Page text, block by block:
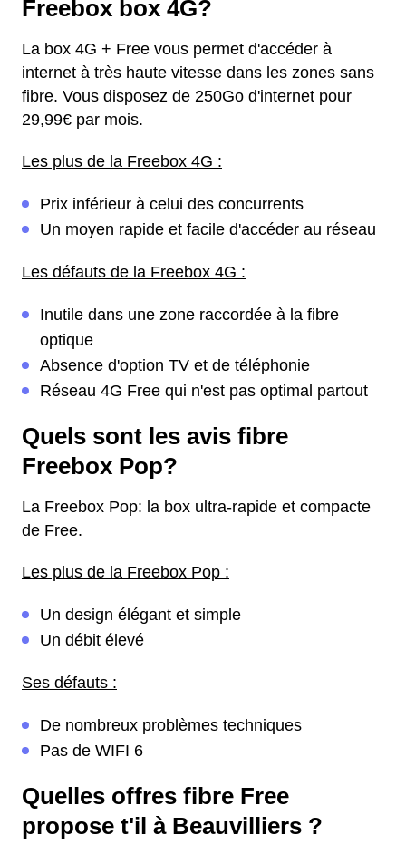
Freebox box 4G?
La box 4G + Free vous permet d'accéder à
internet à très haute vitesse dans les zones sans
fibre. Vous disposez de 250Go d'internet pour
29,99€ par mois.
Les plus de la Freebox 4G :
Prix inférieur à celui des concurrents
Un moyen rapide et facile d'accéder au réseau
Les défauts de la Freebox 4G :
Inutile dans une zone raccordée à la fibre
optique
Absence d'option TV et de téléphonie
Réseau 4G Free qui n'est pas optimal partout
Quels sont les avis fibre
Freebox Pop?
La Freebox Pop: la box ultra-rapide et compacte
de Free.
Les plus de la Freebox Pop :
Un design élégant et simple
Un débit élevé
Ses défauts :
De nombreux problèmes techniques
Pas de WIFI 6
Quelles offres fibre Free
propose t'il à Beauvilliers ?